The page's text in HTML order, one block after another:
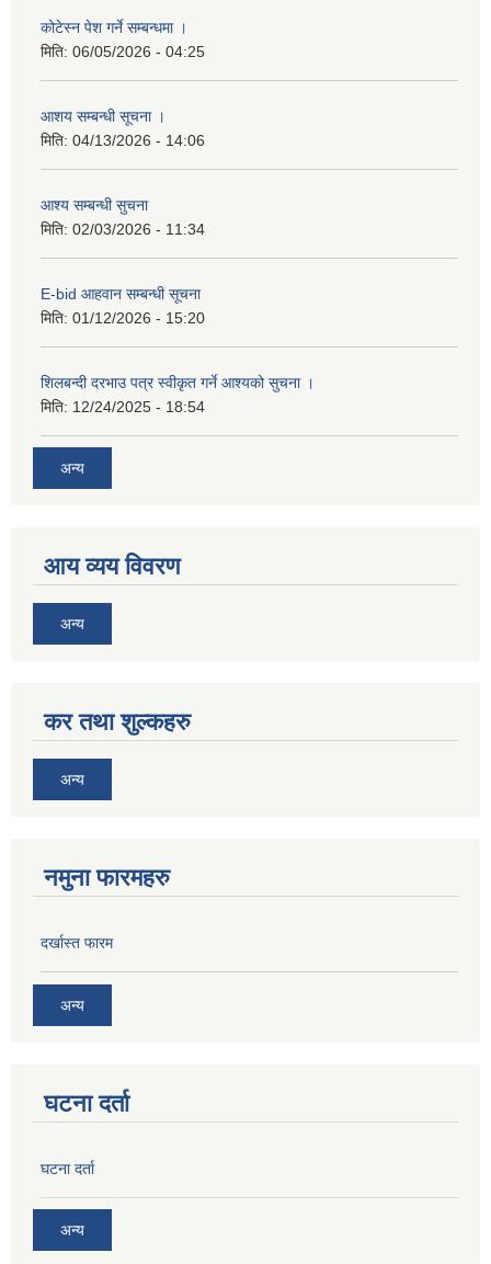
कोटेस्न पेश गर्ने सम्बन्धमा ।
मिति: 06/05/2026 - 04:25
आशय सम्बन्धी सूचना ।
मिति: 04/13/2026 - 14:06
आश्य सम्बन्धी सुचना
मिति: 02/03/2026 - 11:34
E-bid आहवान सम्बन्धी सूचना
मिति: 01/12/2026 - 15:20
शिलबन्दी दरभाउ पत्र स्वीकृत गर्ने आश्यको सुचना ।
मिति: 12/24/2025 - 18:54
अन्य
आय व्यय विवरण
अन्य
कर तथा शुल्कहरु
अन्य
नमुना फारमहरु
दर्खास्त फारम
अन्य
घटना दर्ता
घटना दर्ता
अन्य